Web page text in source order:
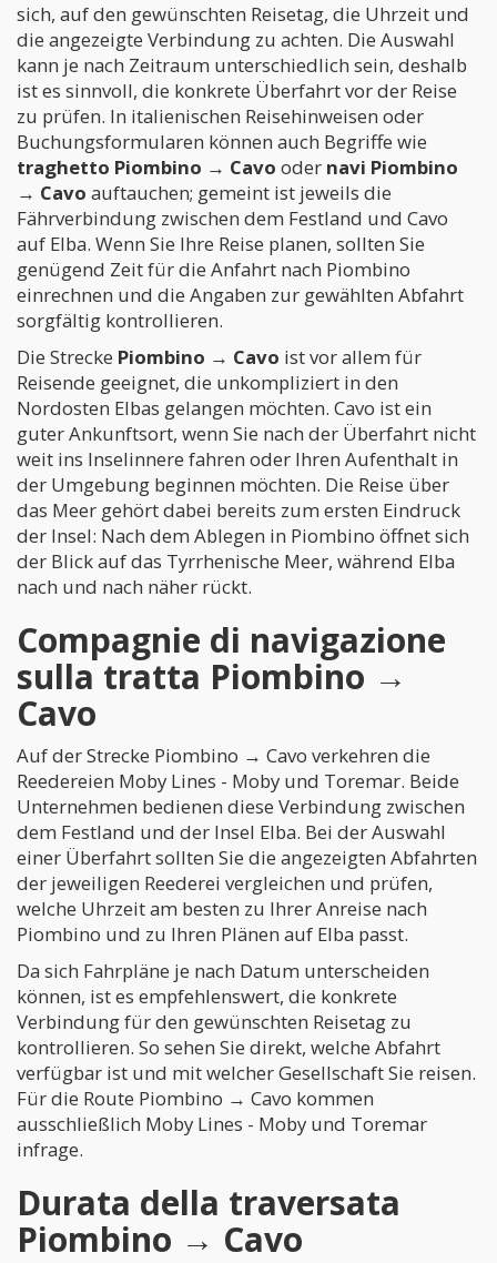
sich, auf den gewünschten Reisetag, die Uhrzeit und
die angezeigte Verbindung zu achten. Die Auswahl
kann je nach Zeitraum unterschiedlich sein, deshalb
ist es sinnvoll, die konkrete Überfahrt vor der Reise
zu prüfen. In italienischen Reisehinweisen oder
Buchungsformularen können auch Begriffe wie
traghetto Piombino → Cavo oder navi Piombino
→ Cavo auftauchen; gemeint ist jeweils die
Fährverbindung zwischen dem Festland und Cavo
auf Elba. Wenn Sie Ihre Reise planen, sollten Sie
genügend Zeit für die Anfahrt nach Piombino
einrechnen und die Angaben zur gewählten Abfahrt
sorgfältig kontrollieren.
Die Strecke Piombino → Cavo ist vor allem für
Reisende geeignet, die unkompliziert in den
Nordosten Elbas gelangen möchten. Cavo ist ein
guter Ankunftsort, wenn Sie nach der Überfahrt nicht
weit ins Inselinnere fahren oder Ihren Aufenthalt in
der Umgebung beginnen möchten. Die Reise über
das Meer gehört dabei bereits zum ersten Eindruck
der Insel: Nach dem Ablegen in Piombino öffnet sich
der Blick auf das Tyrrhenische Meer, während Elba
nach und nach näher rückt.
Compagnie di navigazione
sulla tratta Piombino →
Cavo
Auf der Strecke Piombino → Cavo verkehren die
Reedereien Moby Lines - Moby und Toremar. Beide
Unternehmen bedienen diese Verbindung zwischen
dem Festland und der Insel Elba. Bei der Auswahl
einer Überfahrt sollten Sie die angezeigten Abfahrten
der jeweiligen Reederei vergleichen und prüfen,
welche Uhrzeit am besten zu Ihrer Anreise nach
Piombino und zu Ihren Plänen auf Elba passt.
Da sich Fahrpläne je nach Datum unterscheiden
können, ist es empfehlenswert, die konkrete
Verbindung für den gewünschten Reisetag zu
kontrollieren. So sehen Sie direkt, welche Abfahrt
verfügbar ist und mit welcher Gesellschaft Sie reisen.
Für die Route Piombino → Cavo kommen
ausschließlich Moby Lines - Moby und Toremar
infrage.
Durata della traversata
Piombino → Cavo